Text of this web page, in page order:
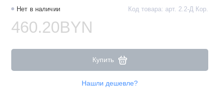
Нет в наличии Код товара: арт. 2.2-Д Кор.
460.20BYN
Купить
Нашли дешевле?